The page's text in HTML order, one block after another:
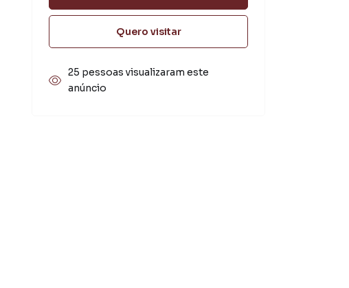
Quero visitar
25 pessoas visualizaram este
anúncio